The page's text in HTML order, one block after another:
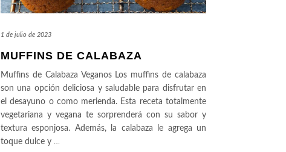
1 de julio de 2023
MUFFINS DE CALABAZA
Muffins de Calabaza Veganos Los muffins de calabaza
son una opción deliciosa y saludable para disfrutar en
el desayuno o como merienda. Esta receta totalmente
vegetariana y vegana te sorprenderá con su sabor y
textura esponjosa. Además, la calabaza le agrega un
toque dulce y …